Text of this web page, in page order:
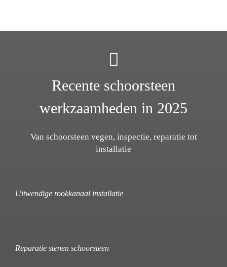
Recente schoorsteen
werkzaamheden in 2025
Van schoorsteen vegen, inspectie, reparatie tot
installatie
Uitwendige rookkanaal installatie
Reparatie stenen schoorsteen